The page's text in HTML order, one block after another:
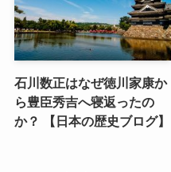
石川数正はなぜ徳川家康か
ら豊臣秀吉へ寝返ったの
か？ 【日本の歴史ブログ】